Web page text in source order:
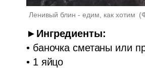
Ленивый блин - едим, как хотим (
►Ингредиенты:
• баночка сметаны или
• 1 яйцо